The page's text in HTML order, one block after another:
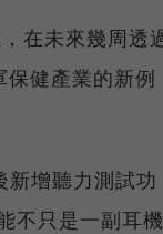
在未來幾周透
健產業的新例
增聽力測試功
不只是一副耳機